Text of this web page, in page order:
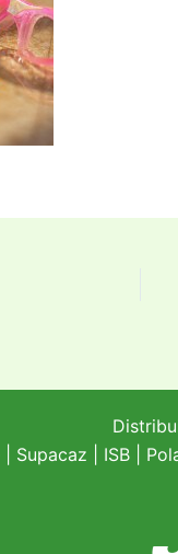
| Supacaz | ISB |